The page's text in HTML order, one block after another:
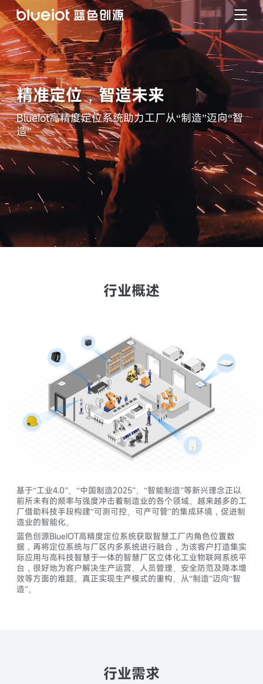
跳
到
内
容
技术与产品
解决方案
典型案例
行业资讯
精准定位，智造未来
BlueIot高精度定位系统助力工厂从“制造”迈向“智
造”
行业概述
基于“工业4.0”、“中国制造2025”、“智能制造”等新兴理念正以
前所未有的频率与强度冲击着制造业的各个领域。越来越多的工
厂借助科技手段构建“可测可控、可产可管”的集成环境，促进制
造业的智能化。
蓝色创源BlueIOT高精度定位系统获取智慧工厂内角色位置数
据，再将定位系统与厂区内多系统进行融合，为该客户打造集实
际应用与高科技智慧于一体的智慧厂区立体化工业物联网系统平
台，很好地为客户解决生产运营、人员管理、安全防范及降本增
效等方面的难题。真正实现生产模式的重构、从“制造”迈向“智
造”。
行业需求